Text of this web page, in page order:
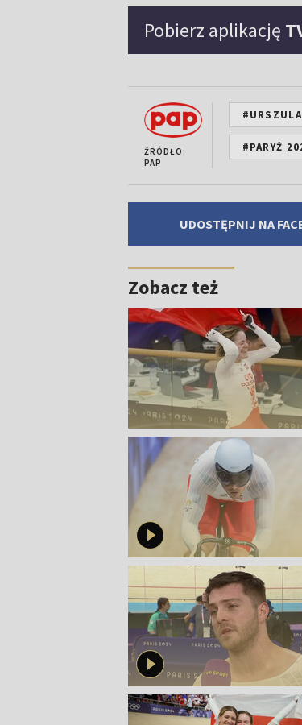
Pobierz aplikację
ŹRÓDŁO:
PAP
#PARYŻ
UDOSTĘPNIJ NA
Zobacz też